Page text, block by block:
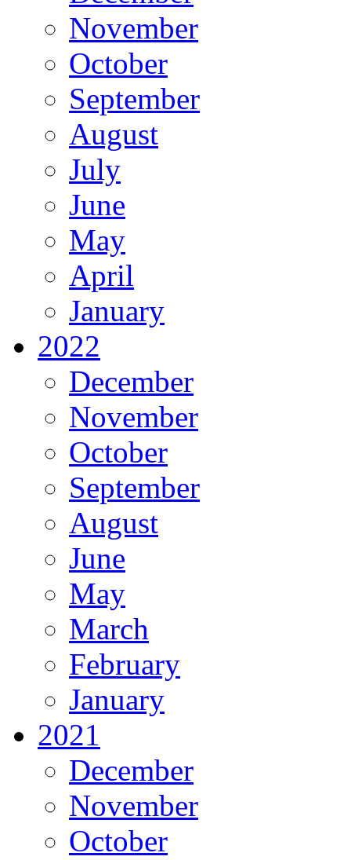
November
October
September
August
July
June
May
April
January
2022
December
November
October
September
August
June
May
March
February
January
2021
December
November
October